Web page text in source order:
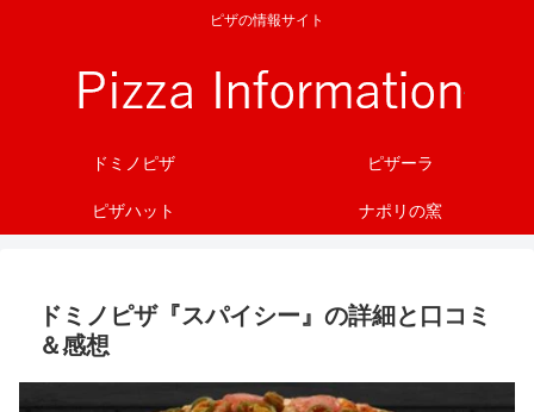
ピザの情報サイト
ドミノピザ ピザーラ
ピザハット ナポリの窯
ドミノピザ『スパイシー』の詳細と口コミ
＆感想